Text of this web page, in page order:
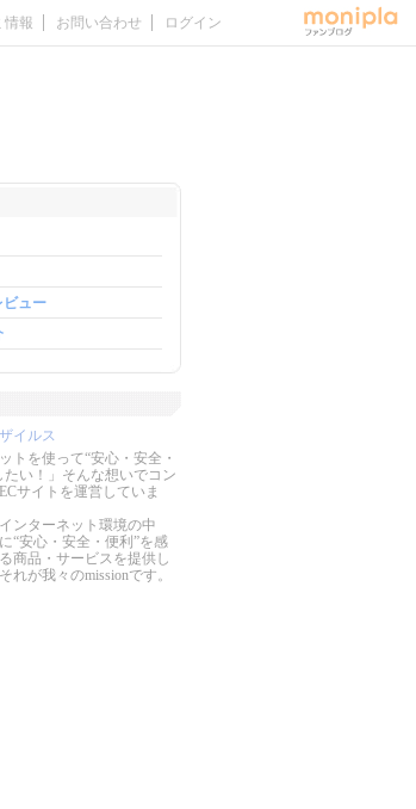
情報 お問い合わせ ログイン
ビュー
イルス
トを使って“安心・安全・
たい！」そんな想いでコン
サイトを運営していま
ンターネット環境の中
“安心・安全・便利”を感
商品・サービスを提供し
れが我々のmissionです。